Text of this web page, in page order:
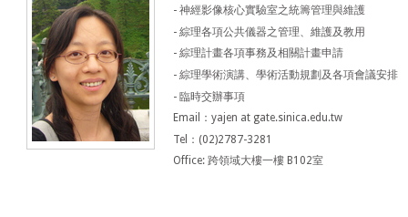
- 神經影像核心實驗室之統籌管理與維護
- 綜理各項公共儀器之管理、維護及教用
- 綜理計畫各項事務及相關計畫申請
- 綜理學術演講、學術活動規劃及各項會議安排
- 臨時交辦事項
Email：yajen at gate.sinica.edu.tw
Tel：(02)2787-3281
Office: 跨領域大樓一樓 B102室